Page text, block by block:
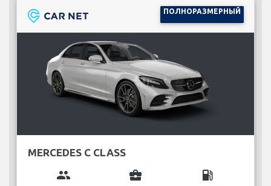
ПОЛНОРАЗМЕРНЫЙ
MERCEDES C CLASS
group business_center local_gas_station